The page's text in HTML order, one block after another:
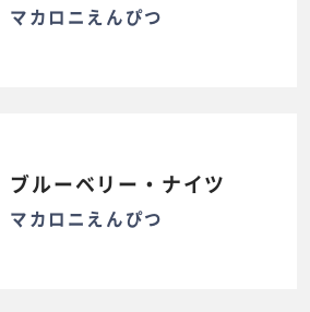
マカロニえんぴつ
ブルーベリー・ナイツ
マカロニえんぴつ